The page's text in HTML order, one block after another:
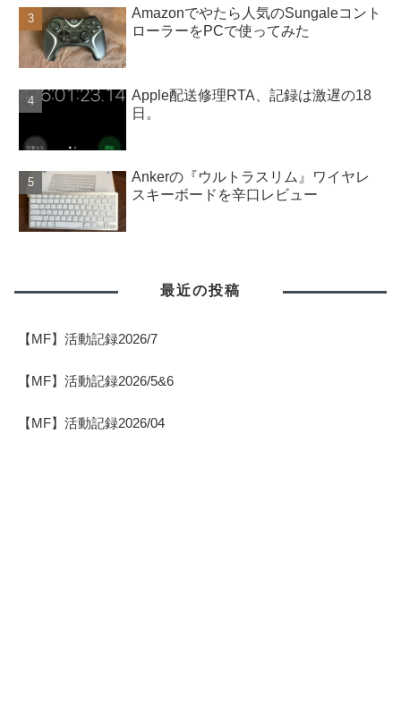
Amazonでやたら人気のSungaleコント
ローラーをPCで使ってみた
Apple配送修理RTA、記録は激遅の18
日。
Ankerの『ウルトラスリム』ワイヤレ
スキーボードを辛口レビュー
最近の投稿
【MF】活動記録2026/7
【MF】活動記録2026/5&6
【MF】活動記録2026/04